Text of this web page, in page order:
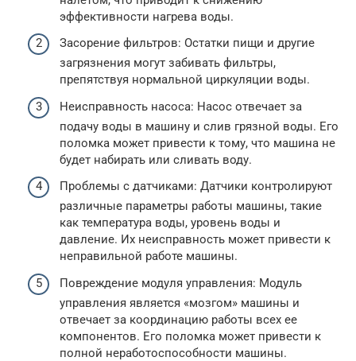
эффективности нагрева воды.
Засорение фильтров: Остатки пищи и другие
загрязнения могут забивать фильтры,
препятствуя нормальной циркуляции воды.
Неисправность насоса: Насос отвечает за
подачу воды в машину и слив грязной воды. Его
поломка может привести к тому, что машина не
будет набирать или сливать воду.
Проблемы с датчиками: Датчики контролируют
различные параметры работы машины, такие
как температура воды, уровень воды и
давление. Их неисправность может привести к
неправильной работе машины.
Повреждение модуля управления: Модуль
управления является «мозгом» машины и
отвечает за координацию работы всех ее
компонентов. Его поломка может привести к
полной неработоспособности машины.